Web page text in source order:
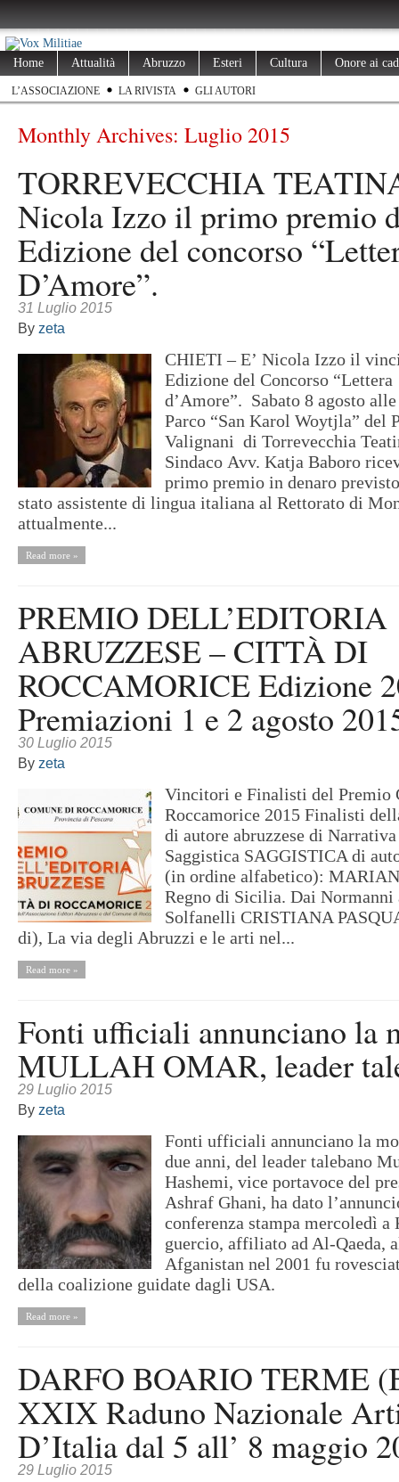
Home Attualità Abruzzo Esteri Cultura Onore ai
L’ASSOCIAZIONE LA RIVISTA GLI AUTORI
Monthly Archives: Luglio 2015
TORREVECCHIA
Nicola Izzo il primo premio
Edizione del concorso
D’Amore”.
31 Luglio 2015
By zeta
CHIETI – E’ Nicola Izzo il
Edizione del Concorso “Lettera
d’Amore”. Sabato 8 agosto
Parco “San Karol Woytjla” del
Valignani di Torrevecchia
Sindaco Avv. Katja Baboro
primo premio in denaro
stato assistente di lingua italiana al Rettorato di
attualmente...
Read more »
PREMIO DELL’EDITORIA
ABRUZZESE – CITTÀ DI
ROCCAMORICE Edizione
Premiazioni 1 e 2 agosto
30 Luglio 2015
By zeta
Vincitori e Finalisti del Premio
Roccamorice 2015‏ Finalisti della Sezione a) Libro
di autore abruzzese di Narrativa
Saggistica SAGGISTICA di
(in ordine alfabetico):
Regno di Sicilia. Dai Normanni
Solfanelli CRISTIANA
di), La via degli Abruzzi e le arti nel...
Read more »
Fonti ufficiali annunciano la
MULLAH OMAR, leader
29 Luglio 2015
By zeta
Fonti ufficiali annunciano la
due anni, del leader talebano
Hashemi, vice portavoce del
Ashraf Ghani, ha dato
conferenza stampa mercoledì
guercio, affiliato ad Al-Qaeda,
Afganistan nel 2001 fu
della coalizione guidate dagli USA.
Read more »
DARFO BOARIO TERME
XXIX Raduno Nazionale
D’Italia dal 5 all’ 8 maggio
29 Luglio 2015